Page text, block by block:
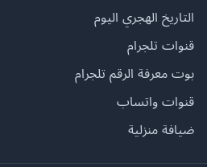
التاريخ الهجري اليوم
قنوات تلجرام
بوت معرفة الرقم تلجرام
قنوات واتساب
ضيافة منزلية